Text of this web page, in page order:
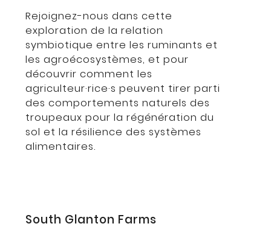
Rejoignez-nous dans cette
exploration de la relation
symbiotique entre les ruminants et
les agroécosystèmes, et pour
découvrir comment les
agriculteur·rice·s peuvent tirer parti
des comportements naturels des
troupeaux pour la régénération du
sol et la résilience des systèmes
alimentaires.
South Glanton Farms